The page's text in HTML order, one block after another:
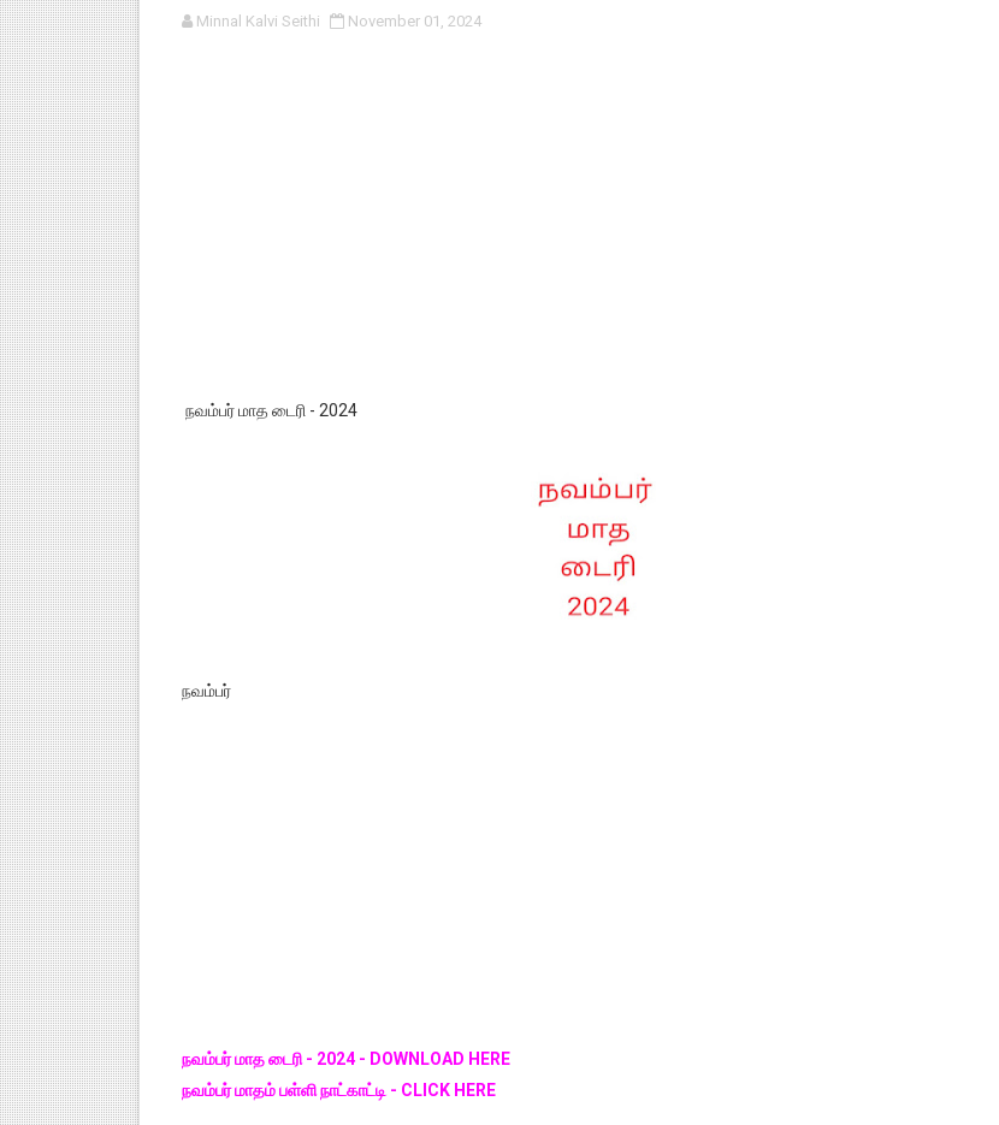
குழந்தைகள் பாதுகாப்பு அலகில் வேலை வாய்ப்பு ( டிச 18 )
Minnal Kalvi Seithi November 01, 2024
நவம்பர் மாத டைரி - 2024
நவம்பர்
நவம்பர் மாத டைரி - 2024 - DOWNLOAD HERE
நவம்பர் மாதம் பள்ளி நாட்காட்டி - CLICK HERE